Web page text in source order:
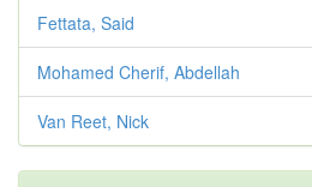
Fettata, Said
Mohamed Cherif, Abdellah
Van Reet, Nick